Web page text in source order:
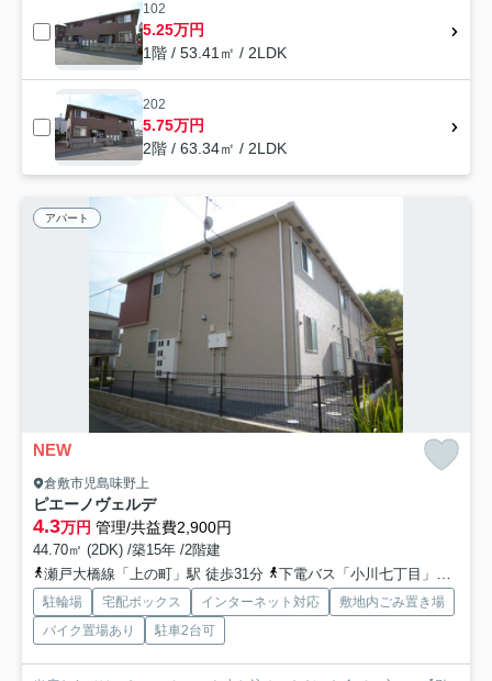
102
5.25万円
1階 / 53.41㎡ / 2LDK
202
5.75万円
2階 / 63.34㎡ / 2LDK
アパート
NEW
倉敷市児島味野上
ピエーノヴェルデ
4.3万円 管理/共益費2,900円
44.70㎡ (2DK) /築15年 /2階建
瀬戸大橋線「上の町」駅 徒歩31分
下電バス「小川七丁目」バス停下車 徒歩4分
駐輪場 宅配ボックス インターネット対応
敷地内ごみ置き場
バイク置場あり
駐車2台可